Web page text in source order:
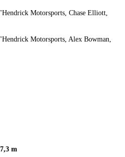
Motorsports, Chase Elliott,
Motorsports, Alex Bowman,
m